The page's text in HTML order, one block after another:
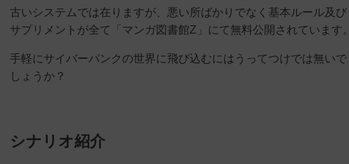
古いシステムでは在りますが、悪い所ばかりでなく基本ルール及び
サプリメントが全て「マンガ図書館Z」にて無料公開されています。
手軽にサイバーパンクの世界に飛び込むにはうってつけでは無いで
しょうか？
シナリオ紹介